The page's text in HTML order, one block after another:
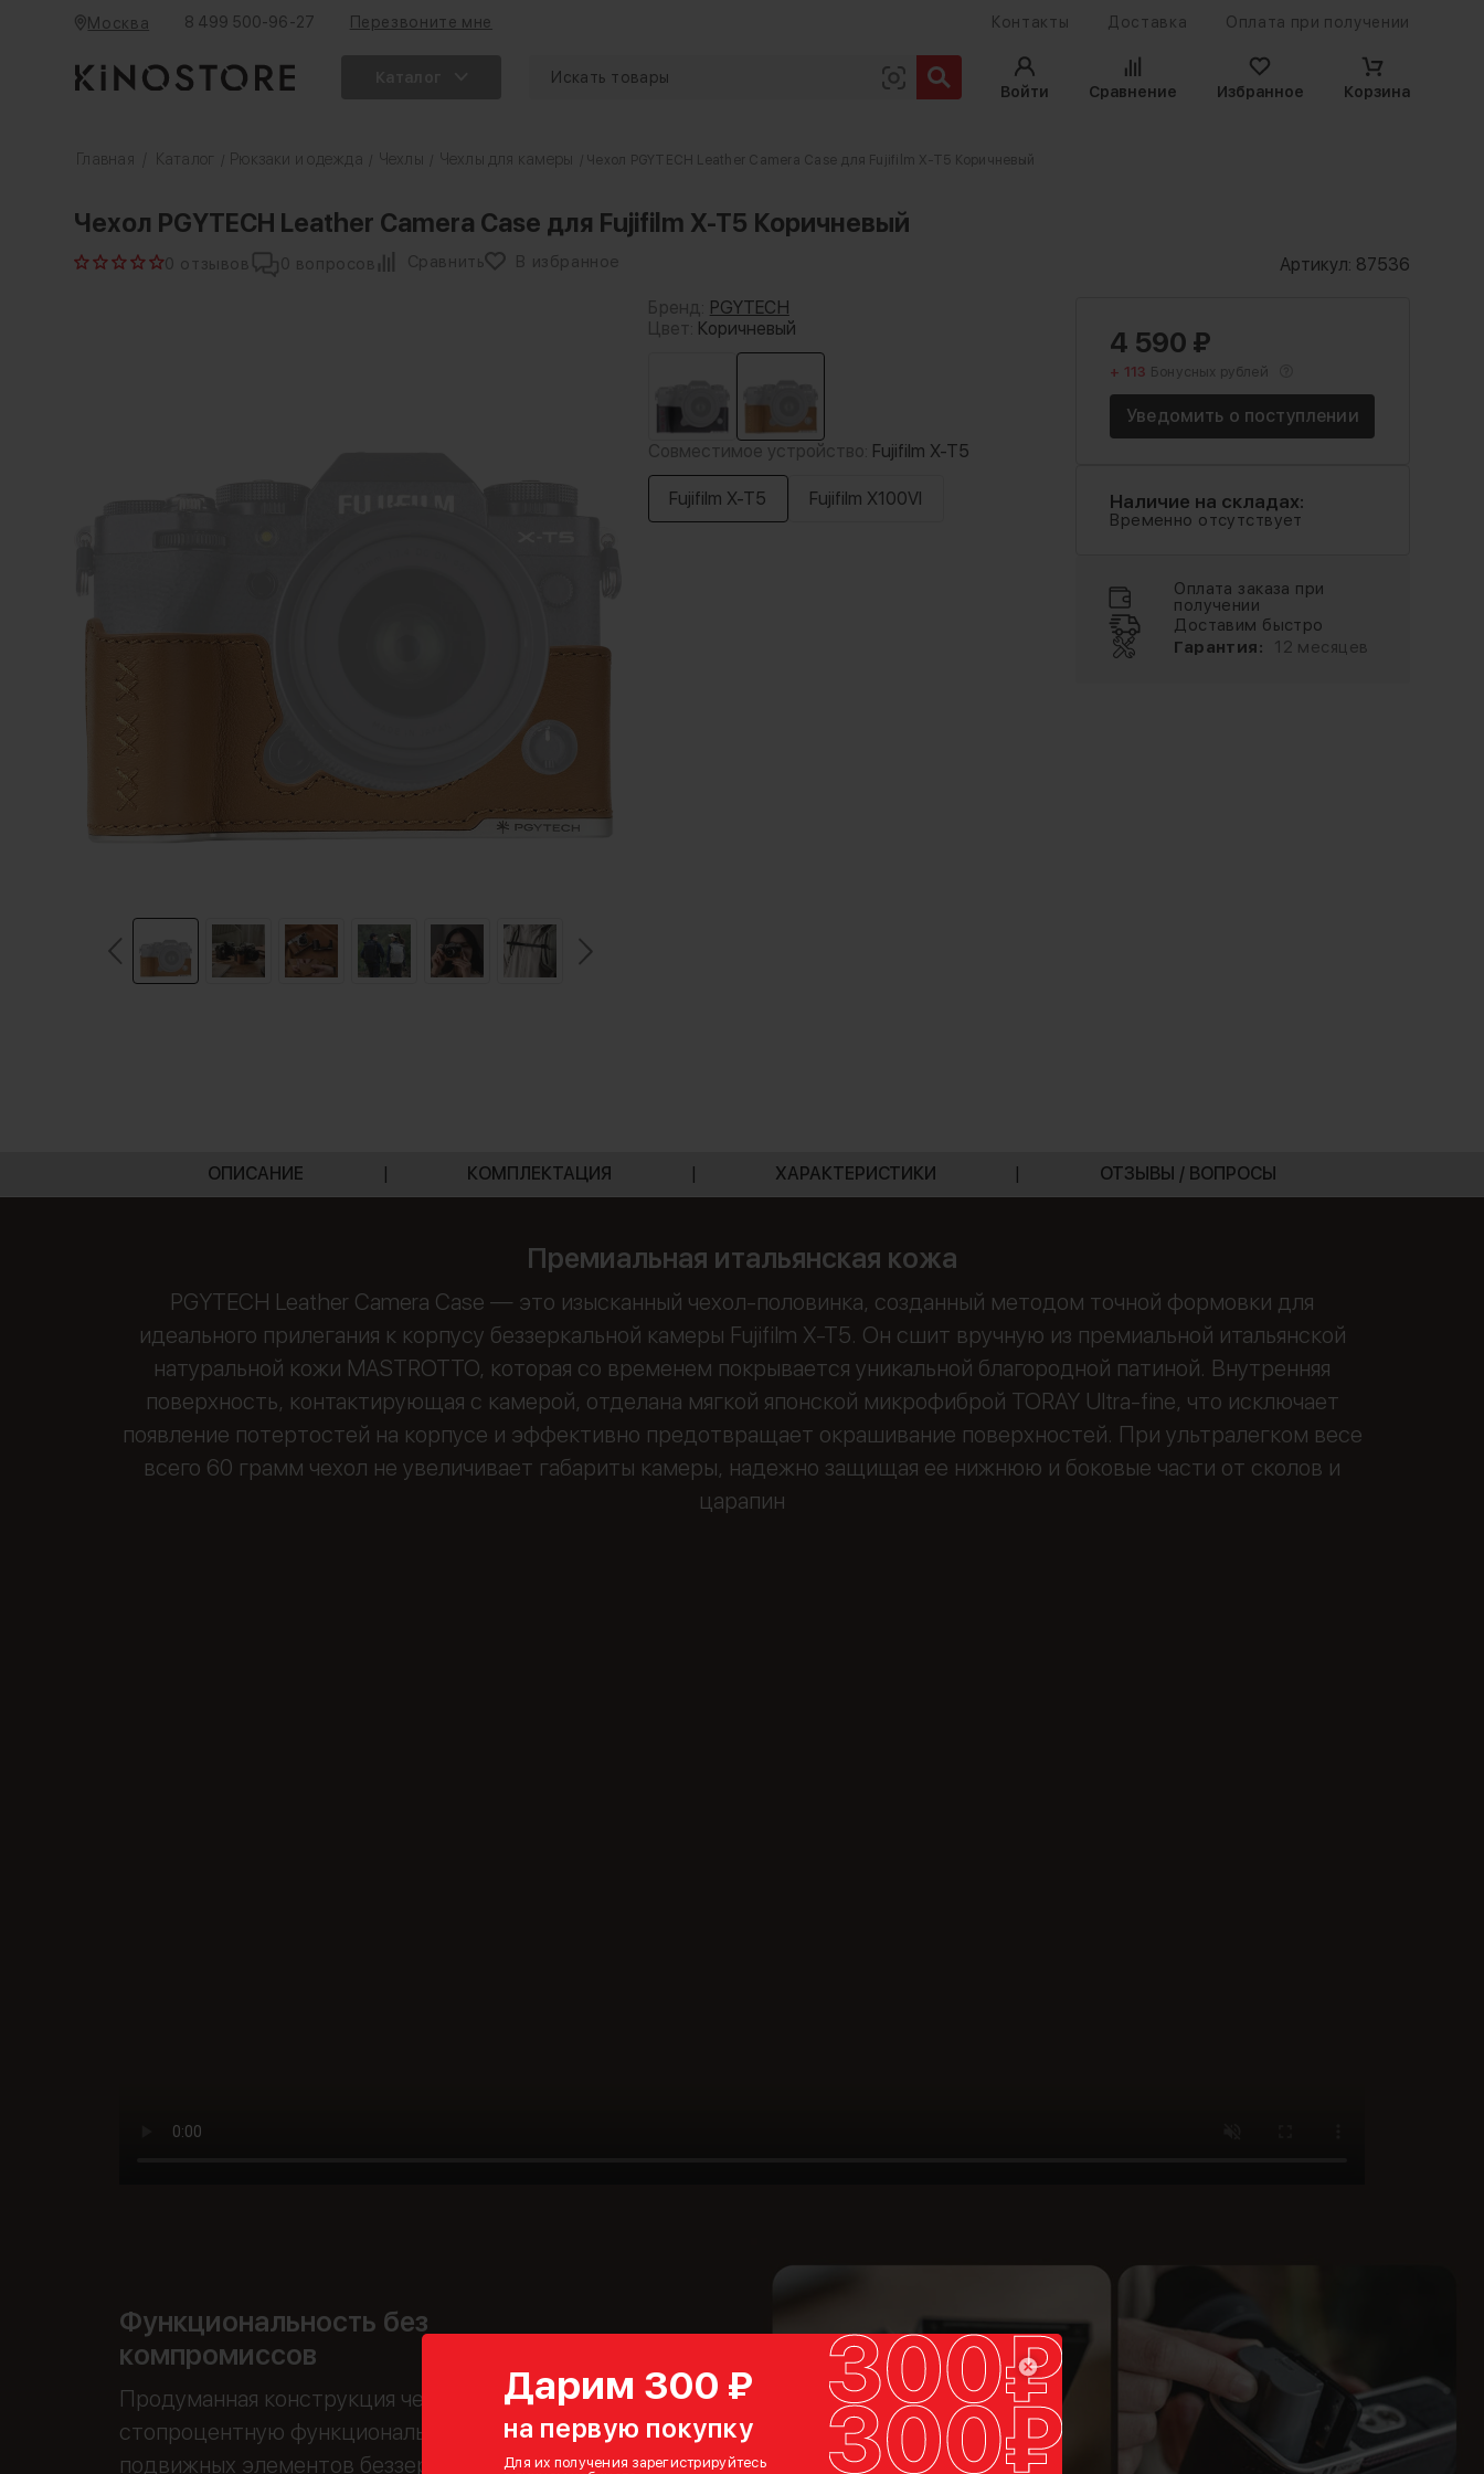
Дарим 300 ₽
на первую покупку
Для их получения зарегистрируйтесь
Москва 8 499 500-96-27 Перезвоните мне Контакты Доставка Оплата при получении
Войти
Сравнение Избранное Корзина
Главная Каталог Рюкзаки и одежда Чехлы Чехлы для камеры / Чехол PGYTECH Leather Camera Case для Fujifilm X-T5 Коричневый
Чехол PGYTECH Leather Camera Case для Fujifilm X-T5 Коричневый
0 отзывов 0 вопросов Сравнить В избранное Артикул: 87536
Бренд: PGYTECH
Цвет: Коричневый
Совместимое устройство: Fujifilm X-T5
Fujifilm X-T5 Fujifilm X100VI
4 590 ₽
+ 113 Бонусных рублей
Уведомить о поступлении
Наличие на складах:
Временно отсутствует
Оплата заказа при
получении
Доставим быстро
Гарантия:
12 месяцев
ОПИСАНИЕ | КОМПЛЕКТАЦИЯ | ХАРАКТЕРИСТИКИ | ОТЗЫВЫ / ВОПРОСЫ
Премиальная итальянская кожа
PGYTECH Leather Camera Case — это изысканный чехол-половинка, созданный методом точной формовки для
идеального прилегания к корпусу беззеркальной камеры Fujifilm X-T5. Он сшит вручную из премиальной итальянской
натуральной кожи MASTROTTO, которая со временем покрывается уникальной благородной патиной. Внутренняя
поверхность, контактирующая с камерой, отделана мягкой японской микрофиброй TORAY Ultra-fine, что исключает
появление потертостей на корпусе и эффективно предотвращает окрашивание поверхностей. При ультралегком весе
всего 60 грамм чехол не увеличивает габариты камеры, надежно защищая ее нижнюю и боковые части от сколов и
царапин
Функциональность без
компромиссов
Продуманная конструкция чехла сохраняет
стопроцентную функциональность всех
подвижных элементов беззеркалки. Вырезы в